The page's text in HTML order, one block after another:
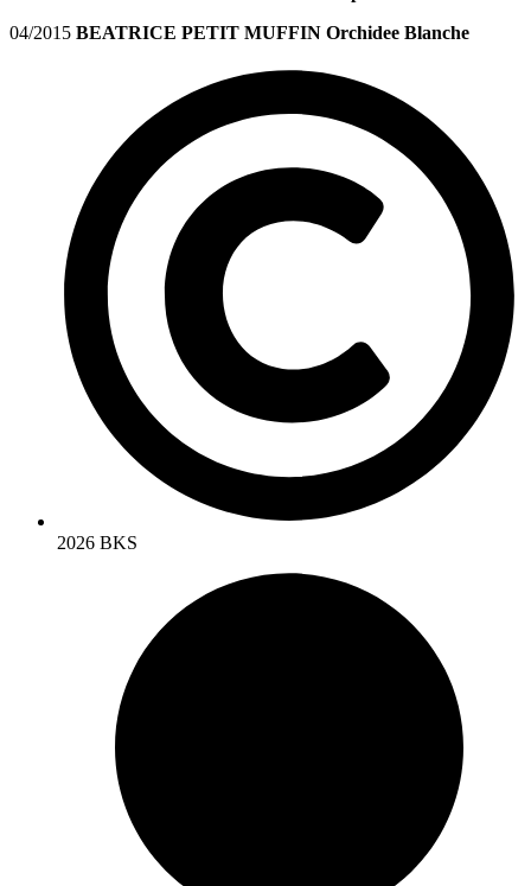
04/2015 BEATRICE PETIT MUFFIN Orchidee Blanche
2026 BKS